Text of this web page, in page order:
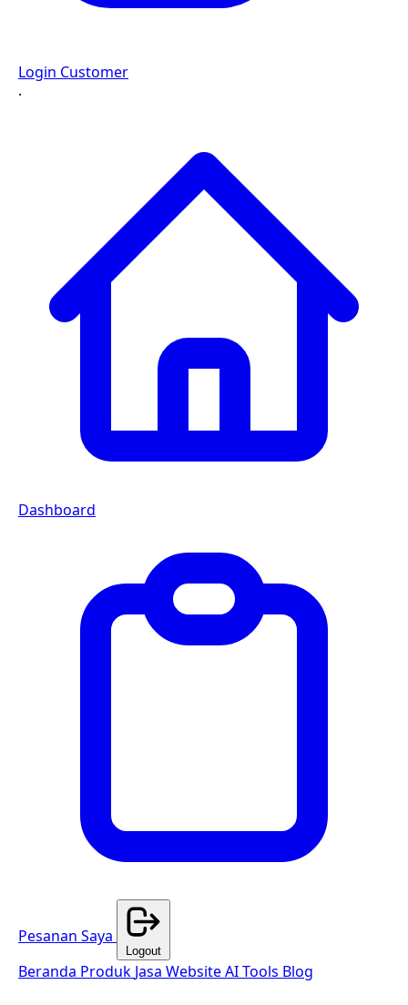
Login Customer
·
Dashboard
Pesanan Saya
Logout
Beranda Produk Jasa WebsiteAI Tools Blog